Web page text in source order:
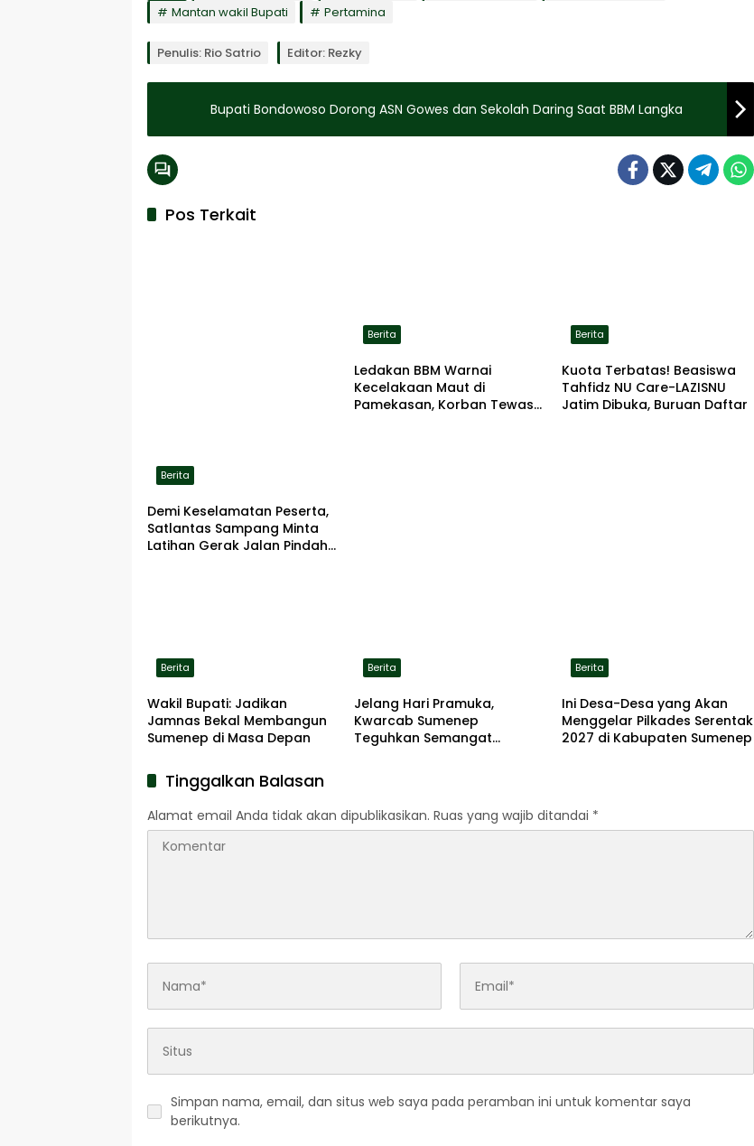
Mantan wakil Bupati
Pertamina
Penulis: Rio Satrio Editor: Rezky
Bupati Bondowoso Dorong ASN Gowes dan Sekolah Daring Saat BBM Langka
Pos Terkait
Berita
Demi Keselamatan Peserta,
Satlantas Sampang Minta
Latihan Gerak Jalan Pindah
Berita
Ledakan BBM Warnai
Kecelakaan Maut di
Pamekasan, Korban Tewas
Berita
Kuota Terbatas! Beasiswa
Tahfidz NU Care-LAZISNU
Jatim Dibuka, Buruan Daftar
Berita
Wakil Bupati: Jadikan
Jamnas Bekal Membangun
Sumenep di Masa Depan
Berita
Jelang Hari Pramuka,
Kwarcab Sumenep
Teguhkan Semangat
Berita
Ini Desa-Desa yang Akan
Menggelar Pilkades Serentak
2027 di Kabupaten Sumenep
Tinggalkan Balasan
Alamat email Anda tidak akan dipublikasikan. Ruas yang wajib ditandai *
Simpan nama, email, dan situs web saya pada peramban ini untuk komentar saya
berikutnya.